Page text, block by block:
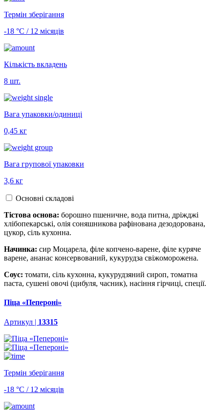
Термін зберігання
-18 °С / 12 місяців
Кількість вкладень
8 шт.
Вага упаковки/одиниці
0,45 кг
Вага групової упаковки
3,6 кг
Основні складові
Тістова основа: борошно пшеничне, вода питна, дріжджі
хлібопекарські, олія соняшникова рафінована дезодорована,
цукор, сіль кухонна.
Начинка: сир Моцарела, філе копчено-варене, філе куряче
варене, ананас консервований, кукурудза свіжоморожена.
Соус: томати, сіль кухонна, кукурудзяний сироп, томатна
паста, сушені овочі (цибуля, часник), насіння гірчиці, спеції.
Піца «Пепероні»
Артикул | 13315
Термін зберігання
-18 °С / 12 місяців